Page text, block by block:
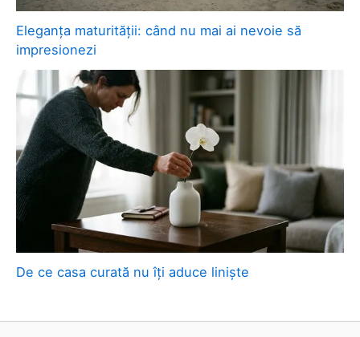
Eleganța maturității: când nu mai ai nevoie să
impresionezi
De ce casa curată nu îți aduce liniște